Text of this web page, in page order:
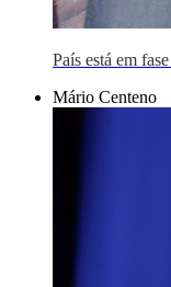
País está em
Mário Centeno